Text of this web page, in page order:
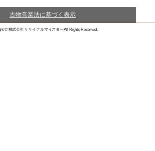
古物営業法に基づく表示
© 株式会社リサイクルマイスターAll Rights Reserved.